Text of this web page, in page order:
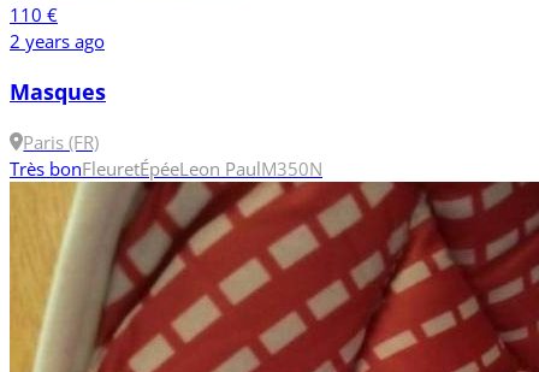
110 €
2 years ago
Masques
Paris (FR)
Très bonFleuretÉpéeLeon PaulM350N